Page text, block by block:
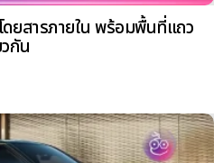
ยสารภายใน พร้อมพื้นที่แถว
กัน